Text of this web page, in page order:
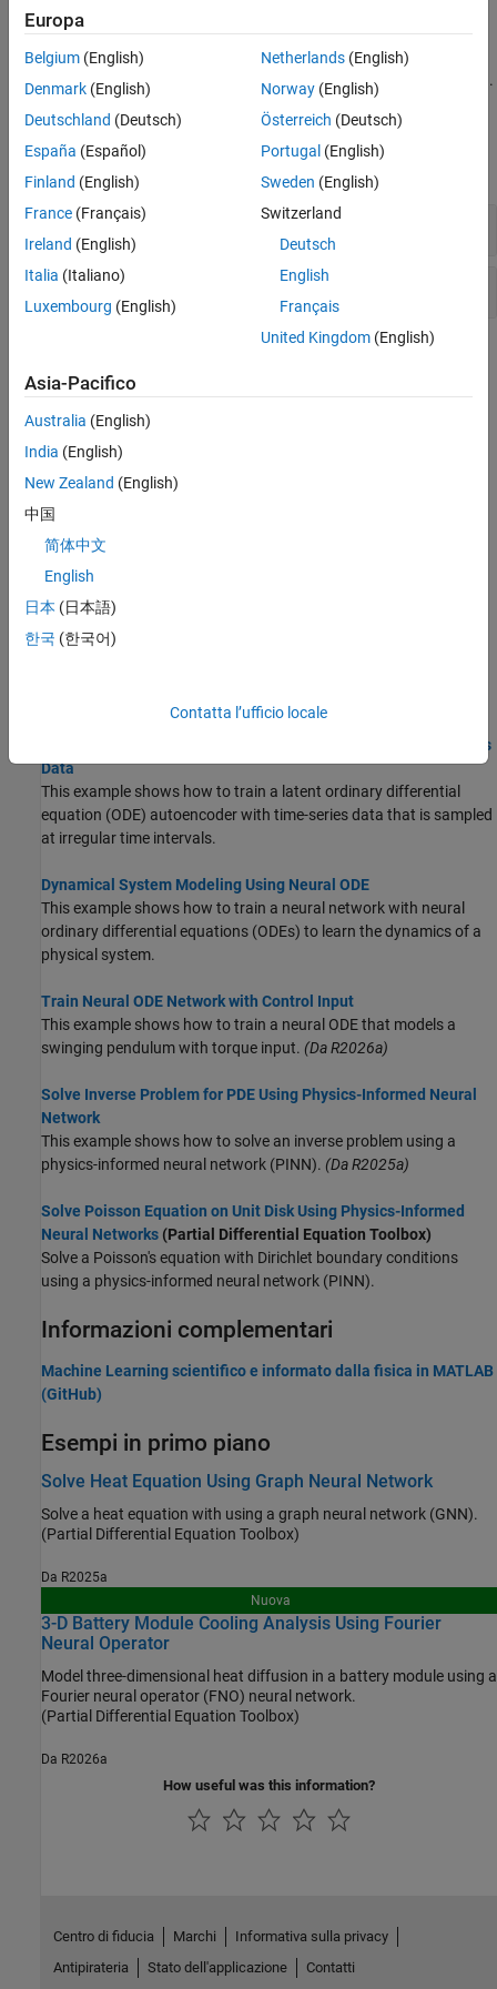
rispettino tali leggi e principi. Ad esempio, è possibile addestrare
una rete neurale che modella il trasferimento di calore utilizzando
una funzione di perdita che incorpora le leggi della termodinamica.
Funzioni
Livelli della rete neurale
Differenziazione automatica
Solve PDE Using Fourier Neural Operator
This example shows how to train a Fourier neural operator (FNO)
neural network that outputs the solution of a partial differential
equation (PDE).
Solve PDE Using Physics-Informed Neural Network
This example shows how to train a physics-informed neural
network (PINN) to predict the solutions of a partial differential
equation (PDE).
Solve ODE Using Physics-Informed Neural Network
This example shows how to train a physics-informed neural
Train Latent ODE Network with Irregularly Sampled Time-Series
Data
This example shows how to train a latent ordinary differential
equation (ODE) autoencoder with time-series data that is sampled
at irregular time intervals.
Dynamical System Modeling Using Neural ODE
This example shows how to train a neural network with neural
ordinary differential equations (ODEs) to learn the dynamics of a
physical system.
Train Neural ODE Network with Control Input
This example shows how to train a neural ODE that models a
swinging pendulum with torque input. (Da R2026a)
Solve Inverse Problem for PDE Using Physics-Informed Neural
Network
This example shows how to solve an inverse problem using a
physics-informed neural network (PINN). (Da R2025a)
Solve Poisson Equation on Unit Disk Using Physics-Informed
Neural Networks (Partial Differential Equation Toolbox)
Solve a Poisson's equation with Dirichlet boundary conditions
using a physics-informed neural network (PINN).
Informazioni complementari
Machine Learning scientifico e informato dalla fisica in MATLAB
(GitHub)
Esempi in primo piano
Solve Heat Equation Using Graph Neural Network
Solve a heat equation with using a graph neural network (GNN).
(Partial Differential Equation Toolbox)
Da R2025a
Nuova
3-D Battery Module Cooling Analysis Using Fourier
Neural Operator
Model three-dimensional heat diffusion in a battery module using a
Fourier neural operator (FNO) neural network.
(Partial Differential Equation Toolbox)
Da R2026a
How useful was this information?
Europa
Belgium (English)
Denmark (English)
Deutschland (Deutsch)
España (Español)
Finland (English)
France (Français)
Ireland (English)
Italia (Italiano)
Luxembourg (English)
Netherlands(English)
Norway(English)
Österreich (Deutsch)
Portugal (English)
Sweden (English)
Switzerland
Deutsch
English
Français
United Kingdom(English)
Asia-Pacifico
Australia (English)
India (English)
New Zealand (English)
中国
简体中文
English
日本 (日本語)
한국 (한국어)
Contatta l’ufficio locale
Centro di fiducia Marchi
Informativa sulla privacy
Antipirateria
Stato dell'applicazione Contatti